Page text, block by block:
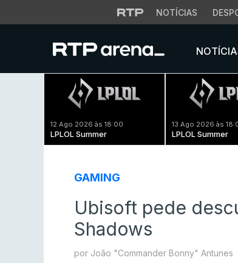
NOTÍCIAS
12 Ago 2026 às 18:00
LPLOL Summer
13 Ago 2026 às
LPLOL Summer
GAMING
Ubisoft pede
Shadows
por João "Commander Bonny" Antunes